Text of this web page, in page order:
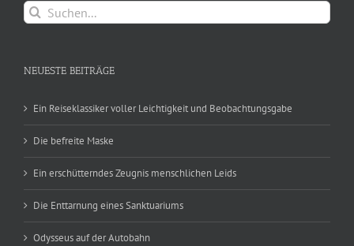
Suche
nach:
NEUESTE BEITRÄGE
Ein Reiseklassiker voller Leichtigkeit und Beobachtungsgabe
Die befreite Maske
Ein erschütterndes Zeugnis menschlichen Leids
Die Enttarnung eines Sanktuariums
Odysseus auf der Autobahn